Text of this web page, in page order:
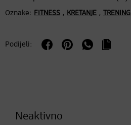
Oznake: FITNESS , KRETANJE , TRENING
Podijeli:
Neaktivno